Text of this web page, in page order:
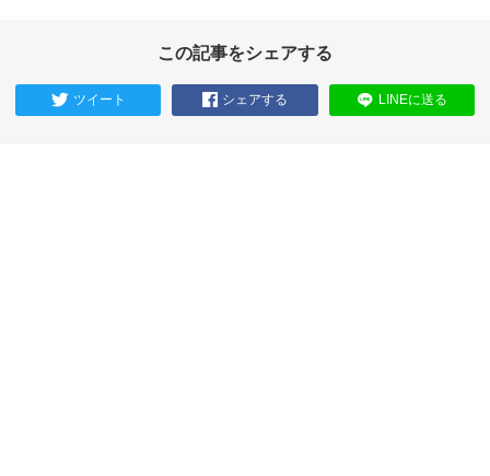
この記事をシェアする
ツイート シェアする LINEに送る